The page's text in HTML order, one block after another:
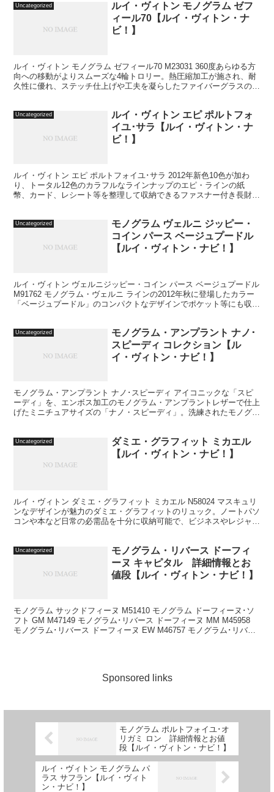
Uncategorized
ルイ・ヴィトン モノグラム ゼフ
ィール70【ルイ・ヴィトン・ナ
ビ！】
ルイ・ヴィトン モノグラム ゼフィール70 M23031 360度あらゆる方
向への移動がよりスムーズな4輪トロリー。熱圧縮加工が施され、耐
久性に優れ、ステッチ仕上げや工夫を凝らしたファイバーグラスのフ
Uncategorized
ルイ・ヴィトン エピ ポルトフォ
イユ･サラ【ルイ・ヴィトン・ナ
ビ！】
ルイ・ヴィトン エピ ポルトフォイユ･サラ 2012年新色10色が加わ
り、トータル12色のカラフルなラインナップのエピ・ラインの紙
幣、カード、レシート等を整理して収納できるファスナー付き長財
Uncategorized
モノグラム ヴェルニ ジッピー・
コイン パース ベージュプードル
【ルイ・ヴィトン・ナビ！】
ルイ・ヴィトン ヴェルニジッピー・コイン パース ベージュプードル
M91762 モノグラム・ヴェルニ ラインの2012年秋に登場したカラー
「ベージュプードル」のコンパクトなデザインでポケット等にも収納
Uncategorized
モノグラム・アンプラント ナノ･
スピーディ コレクション【ル
イ・ヴィトン・ナビ！】
モノグラム・アンプラント ナノ･スピーディ アイコニックな「スピ
ーディ」を、エンボス加工のモノグラム・アンプラントレザーで仕上
げたミニチュアサイズの「ナノ・スピーディ」。洗練されたモノグラ
Uncategorized
ダミエ・グラフィット ミカエル
【ルイ・ヴィトン・ナビ！】
ルイ・ヴィトン ダミエ・グラフィット ミカエル N58024 マスキュリ
ンなデザインが魅力のダミエ・グラフィットのリュック。ノートパソ
コンや本など日常の必需品を十分に収納可能で、ビジネスやレジャー
Uncategorized
モノグラム・リバース ドーフィ
ーヌ キャピタル 詳細情報とお
値段【ルイ・ヴィトン・ナビ！】
モノグラム サックドフィーヌ M51410 モノグラム ドーフィーヌ･ソ
フト GM M47149 モノグラム･リバース ドーフィーヌ MM M45958
モノグラム･リバース ドーフィーヌ EW M46757 モノグラム･リバー
Sponsored links
モノグラム ポルトフォイユ･オ
リガミ ロン 詳細情報とお値
段【ルイ・ヴィトン・ナビ！】
ルイ・ヴィトン モノグラム パ
ラス サフラン【ルイ・ヴィト
ン・ナビ！】